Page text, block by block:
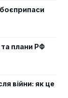
боєприпаси
та плани РФ
війни: як це